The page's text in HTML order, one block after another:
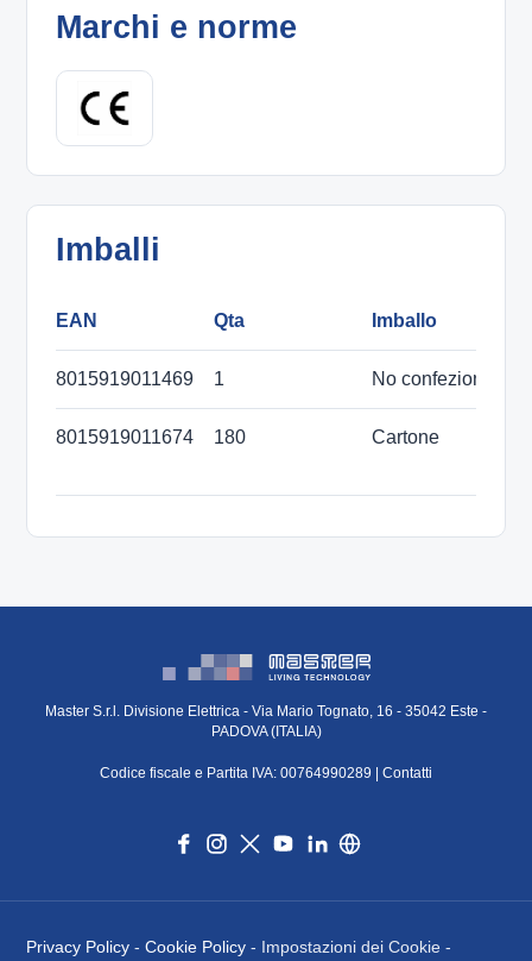
Marchi e norme
Imballi
EAN Qta Imballo
8015919011469 1 No confezione
8015919011674 180 Cartone
Master S.r.l. Divisione Elettrica - Via Mario Tognato, 16 - 35042 Este -
PADOVA (ITALIA)
Codice fiscale e Partita IVA: 00764990289 | Contatti
Privacy Policy -Cookie Policy - Impostazioni dei Cookie -